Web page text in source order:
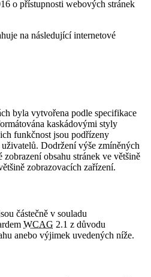
o přístupnosti webových stránek
na následující internetové
byla vytvořena podle specifikace
kaskádovými styly
funkčnost jsou podřízeny
Dodržení výše zmíněných
obsahu stránek ve většině
zobrazovacích zařízení.
částečně v souladu
WCAG 2.1 z důvodu
anebo výjimek uvedených níže.